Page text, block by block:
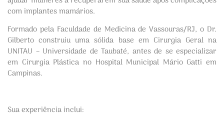
com implantes mamários.
Formado pela Faculdade de Medicina de Vassouras/RJ, o Dr.
Gilberto construiu uma sólida base em Cirurgia Geral na
UNITAU – Universidade de Taubaté, antes de se especializar
em Cirurgia Plástica no Hospital Municipal Mário Gatti em
Campinas.
Sua experiência inclui: